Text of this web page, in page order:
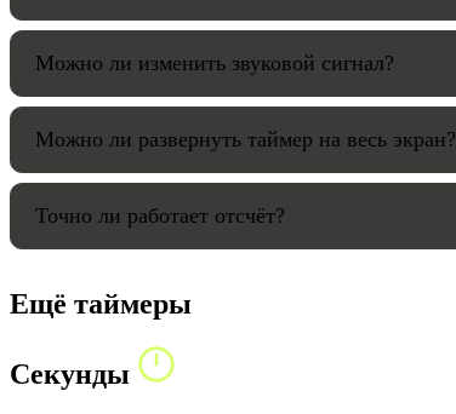
Можно ли изменить звуковой сигнал?
Можно ли развернуть таймер на весь экран?
Точно ли работает отсчёт?
Ещё таймеры
Секунды